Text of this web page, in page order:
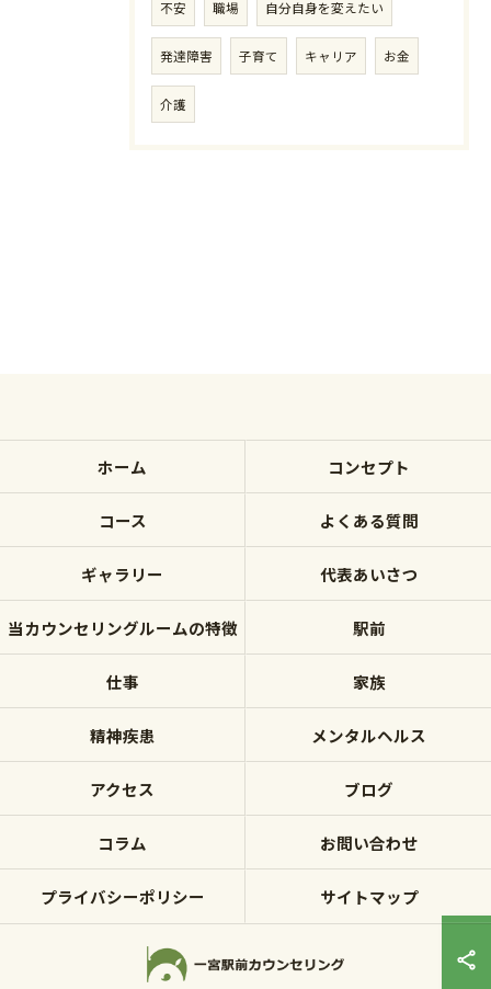
不安 職場 自分自身を変えたい
発達障害 子育て キャリア お金
介護
ホーム コンセプト
コース よくある質問
ギャラリー 代表あいさつ
当カウンセリングルームの特徴 駅前
仕事 家族
精神疾患 メンタルヘルス
アクセス ブログ
コラム お問い合わせ
プライバシーポリシー サイトマップ